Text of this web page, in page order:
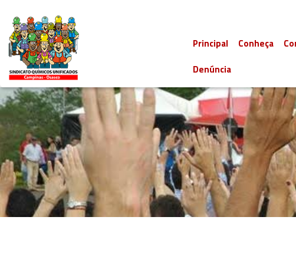
Principal Conheça
Denúncia